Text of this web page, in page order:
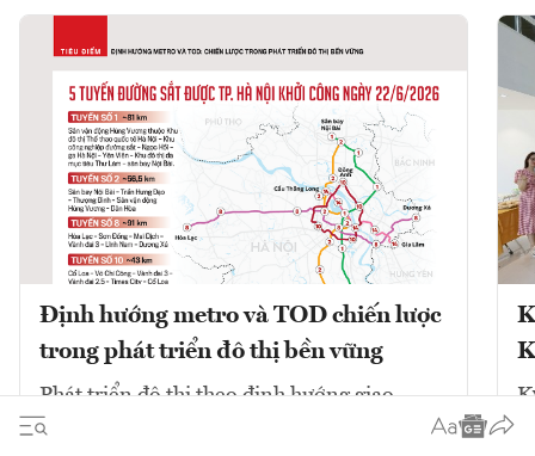
Định hướng metro và TOD chiến lược
trong phát triển đô thị bền vững
Phát triển đô thị theo định hướng giao
thông công cộng (TOD) kết hợp với mạng